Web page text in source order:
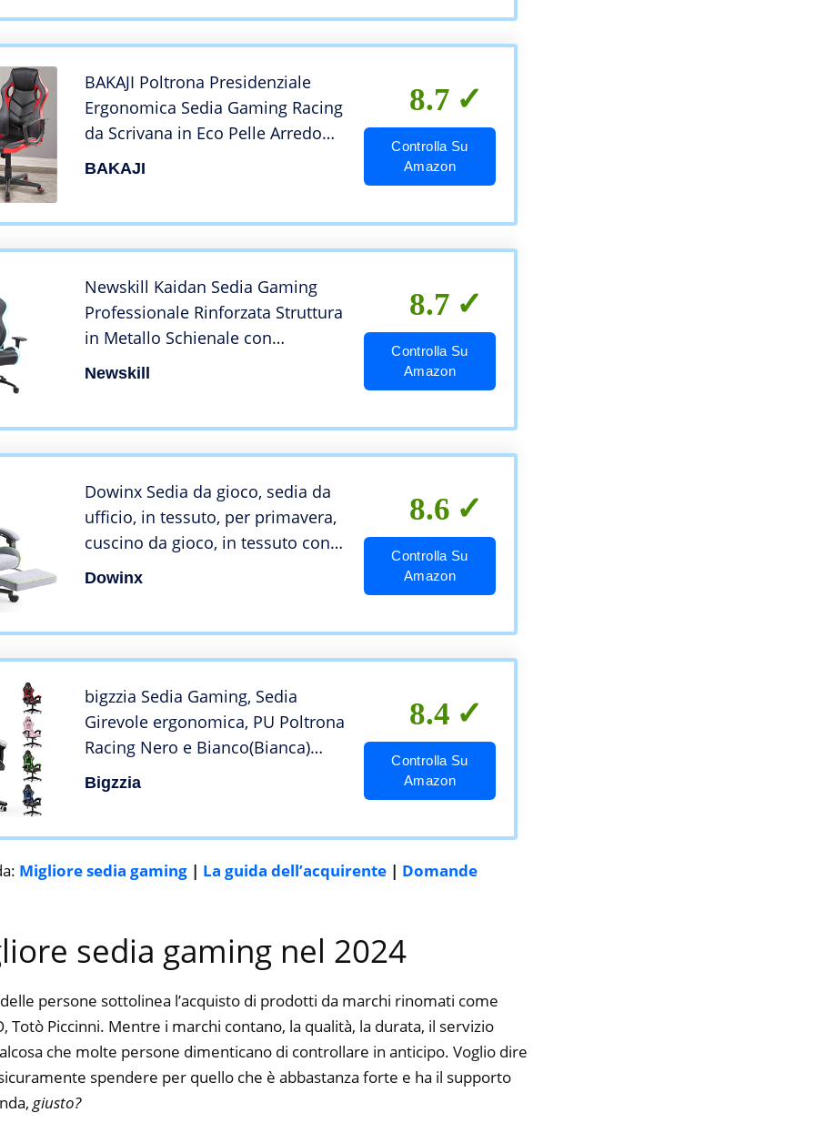
BAKAJI Poltrona Presidenziale
Ergonomica Sedia Gaming Racing
da Scrivana in Eco Pelle Arredo
Ufficio Casa Cameretta Sala
BAKAJI
8.7
Controlla Su
Amazon
Newskill Kaidan Sedia Gaming
Professionale Rinforzata Struttura
in Metallo Schienale con
Meccanismo a Farfalla reclinabile
Newskill
8.7
Controlla Su
Amazon
Dowinx Sedia da gioco, sedia da
ufficio, in tessuto, per primavera,
cuscino da gioco, in tessuto con
poggiatesta, ergonomica, con
Dowinx
8.6
Controlla Su
Amazon
bigzzia Sedia Gaming, Sedia
Girevole ergonomica, PU Poltrona
Racing Nero e Bianco(Bianca)
(White)
Bigzzia
8.4
Controlla Su
Amazon
Migliore sedia gaming | La guida dell’acquirente | Domande
sedia gaming nel 2024
persone sottolinea l’acquisto di prodotti da marchi rinomati come
Totò Piccinni. Mentre i marchi contano, la qualità, la durata, il servizio
che molte persone dimenticano di controllare in anticipo. Voglio dire
spendere per quello che è abbastanza forte e ha il supporto
giusto?